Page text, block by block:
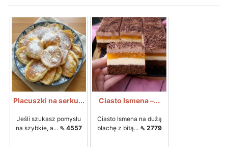
Placuszki na serku...
Jeśli szukasz pomysłu
na szybkie, a... ⇖ 4557
Ciasto Ismena –...
Ciasto Ismena na dużą
blachę z bitą... ⇖ 2779